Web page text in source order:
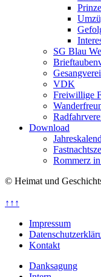
SG Blau
VDK
Freiwillige
Download
Rommerz
© Heimat und
↑↑↑
Impressum
Kontakt
Danksagung